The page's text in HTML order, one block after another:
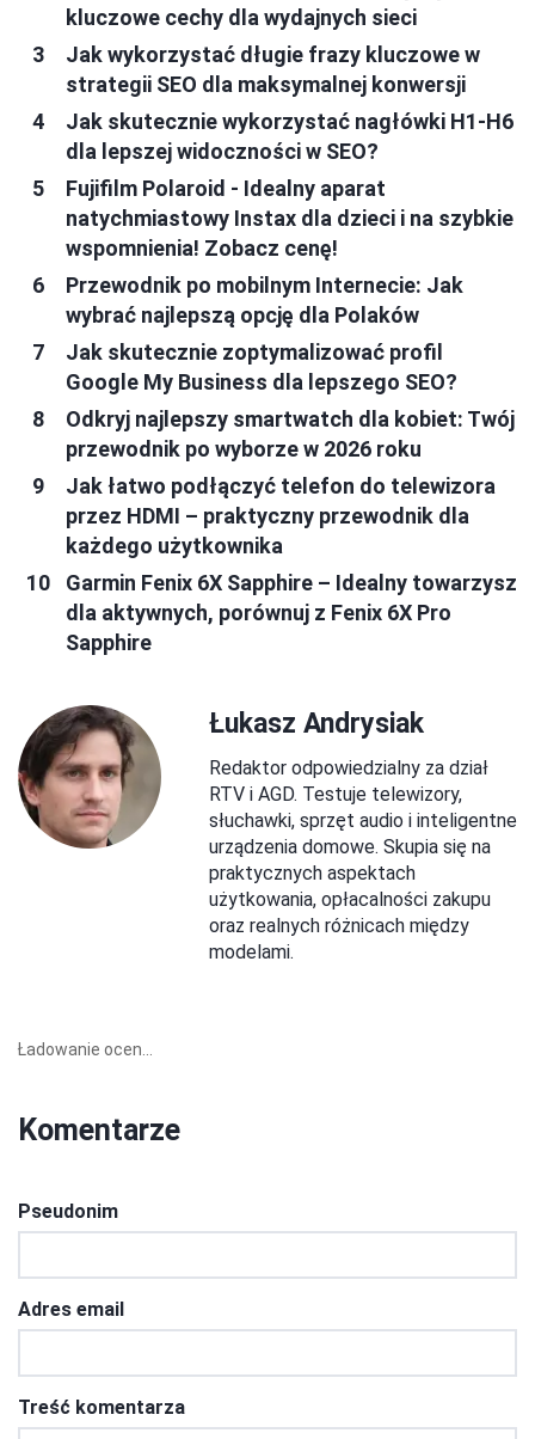
kluczowe cechy dla wydajnych sieci
Jak wykorzystać długie frazy kluczowe w
strategii SEO dla maksymalnej konwersji
Jak skutecznie wykorzystać nagłówki H1-H6
dla lepszej widoczności w SEO?
Fujifilm Polaroid - Idealny aparat
natychmiastowy Instax dla dzieci i na szybkie
wspomnienia! Zobacz cenę!
Przewodnik po mobilnym Internecie: Jak
wybrać najlepszą opcję dla Polaków
Jak skutecznie zoptymalizować profil
Google My Business dla lepszego SEO?
Odkryj najlepszy smartwatch dla kobiet: Twój
przewodnik po wyborze w 2026 roku
Jak łatwo podłączyć telefon do telewizora
przez HDMI – praktyczny przewodnik dla
każdego użytkownika
Garmin Fenix 6X Sapphire – Idealny towarzysz
dla aktywnych, porównuj z Fenix 6X Pro
Sapphire
Łukasz Andrysiak
Redaktor odpowiedzialny za dział
RTV i AGD. Testuje telewizory,
słuchawki, sprzęt audio i inteligentne
urządzenia domowe. Skupia się na
praktycznych aspektach
użytkowania, opłacalności zakupu
oraz realnych różnicach między
modelami.
Ładowanie ocen...
Komentarze
Pseudonim
Adres email
Treść komentarza